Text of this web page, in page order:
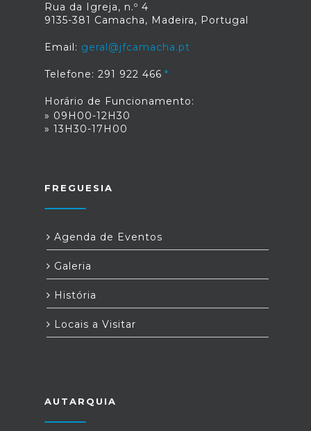
Rua da Igreja, n.º 4
9135-381 Camacha, Madeira, Portugal
Email: geral@jfcamacha.pt
Telefone: 291 922 466
Horário de Funcionamento:
» 09H00-12H30
» 13H30-17H00
FREGUESIA
Agenda de Eventos
Galeria
História
Locais a Visitar
AUTARQUIA